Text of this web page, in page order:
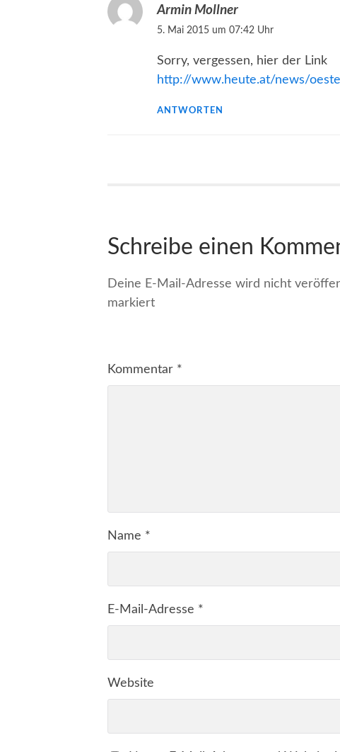
Armin Mollner
5. Mai 2015 um 07:42 Uhr
Sorry, vergessen, hier der Link
http://www.heute.at/news/
ANTWORTEN
Schreibe einen
Deine E-Mail-Adresse wird nicht
markiert
Kommentar *
Name *
E-Mail-Adresse *
Website